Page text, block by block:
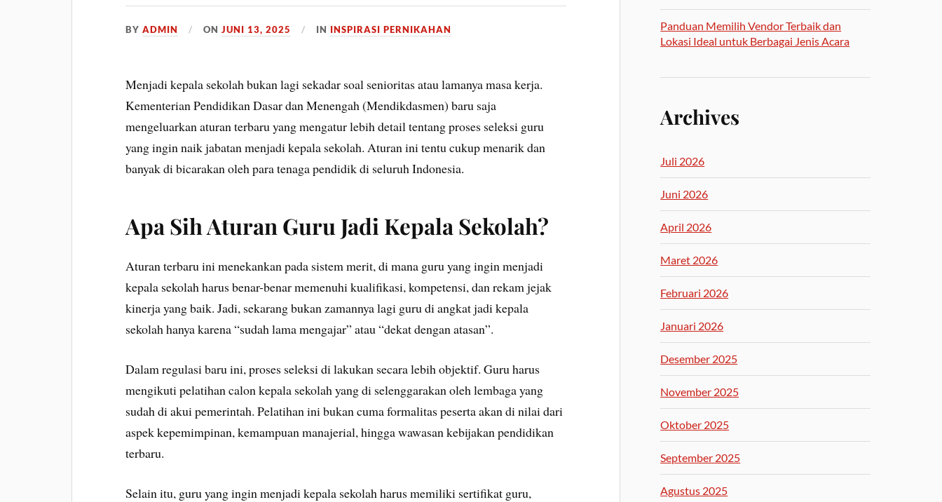
BYADMIN ONJUNI 13, 2025 IN INSPIRASI PERNIKAHAN
Menjadi kepala sekolah bukan lagi sekadar soal senioritas atau lamanya masa kerja.
Kementerian Pendidikan Dasar dan Menengah (Mendikdasmen) baru saja
mengeluarkan aturan terbaru yang mengatur lebih detail tentang proses seleksi guru
yang ingin naik jabatan menjadi kepala sekolah. Aturan ini tentu cukup menarik dan
banyak di bicarakan oleh para tenaga pendidik di seluruh Indonesia.
Apa Sih Aturan Guru Jadi Kepala Sekolah?
Aturan terbaru ini menekankan pada sistem merit, di mana guru yang ingin menjadi
kepala sekolah harus benar-benar memenuhi kualifikasi, kompetensi, dan rekam jejak
kinerja yang baik. Jadi, sekarang bukan zamannya lagi guru di angkat jadi kepala
sekolah hanya karena “sudah lama mengajar” atau “dekat dengan atasan”.
Dalam regulasi baru ini, proses seleksi di lakukan secara lebih objektif. Guru harus
mengikuti pelatihan calon kepala sekolah yang di selenggarakan oleh lembaga yang
sudah di akui pemerintah. Pelatihan ini bukan cuma formalitas peserta akan di nilai dari
aspek kepemimpinan, kemampuan manajerial, hingga wawasan kebijakan pendidikan
terbaru.
Selain itu, guru yang ingin menjadi kepala sekolah harus memiliki sertifikat guru,
Panduan Memilih Vendor Terbaik dan
Lokasi Ideal untuk Berbagai Jenis Acara
Archives
Juli 2026
Juni 2026
April 2026
Maret 2026
Februari 2026
Januari 2026
Desember 2025
November 2025
Oktober 2025
September 2025
Agustus 2025